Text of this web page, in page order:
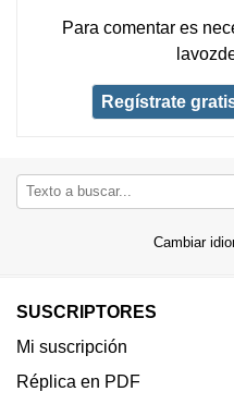
Para comentar es
Regístrate
Cambiar
SUSCRIPTORES
Mi suscripción
Réplica en PDF